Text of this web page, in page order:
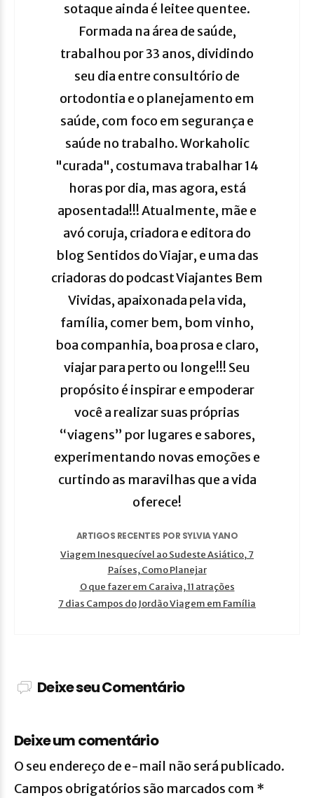
sotaque ainda é leitee quentee.
Formada na área de saúde,
trabalhou por 33 anos, dividindo
seu dia entre consultório de
ortodontia e o planejamento em
saúde, com foco em segurança e
saúde no trabalho. Workaholic
"curada", costumava trabalhar 14
horas por dia, mas agora, está
aposentada!!! Atualmente, mãe e
avó coruja, criadora e editora do
blog Sentidos do Viajar, e uma das
criadoras do podcast Viajantes Bem
Vividas, apaixonada pela vida,
família, comer bem, bom vinho,
boa companhia, boa prosa e claro,
viajar para perto ou longe!!! Seu
propósito é inspirar e empoderar
você a realizar suas próprias
“viagens” por lugares e sabores,
experimentando novas emoções e
curtindo as maravilhas que a vida
oferece!
ARTIGOS RECENTES POR SYLVIA YANO
Viagem Inesquecível ao Sudeste Asiático, 7
Países, Como Planejar
O que fazer em Caraiva, 11 atrações
7 dias Campos do Jordão Viagem em Família
Deixe seu Comentário
Deixe um comentário
O seu endereço de e-mail não será publicado.
Campos obrigatórios são marcados com *